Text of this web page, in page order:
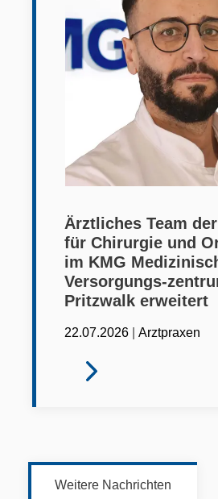
Ärztliches Team
für Chirurgie und
im KMG
Versorgungs-
Pritzwalk erweitert
22.07.2026 | Arztpraxen
Weitere Nachrichten